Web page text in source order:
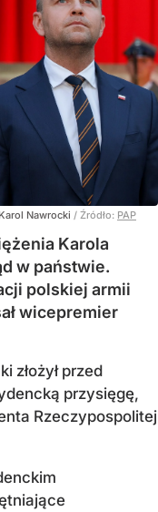
Nawrocki / Źródło: PAP
Karola
w państwie.
polskiej armii
wicepremier
złożył przed
przysięgę,
Rzeczypospolitej